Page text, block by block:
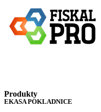
Produkty
EKASA POKLADNICE